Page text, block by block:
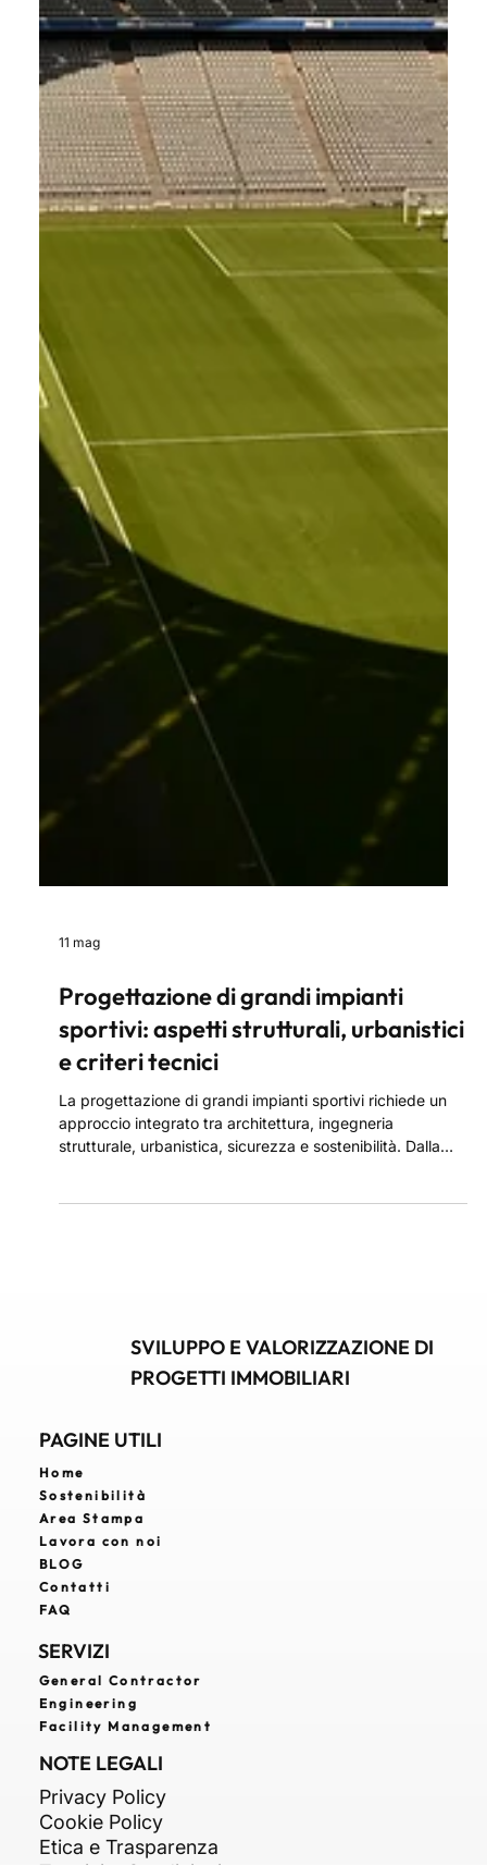
11 mag
Progettazione di grandi impianti
sportivi: aspetti strutturali, urbanistici
e criteri tecnici
La progettazione di grandi impianti sportivi richiede un
PROGETTI IMMOBILIARI
PAGINE UTILI
Home
Sostenibilità
Area Stampa
Lavora con noi
BLOG
FAQ
SERVIZI
General Contractor
Engineering
NOTE LEGALI
Privacy Policy